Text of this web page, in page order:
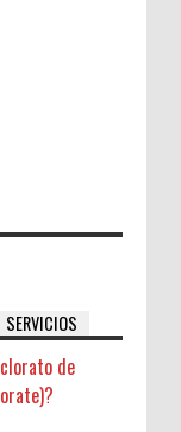
SERVICIOS
de